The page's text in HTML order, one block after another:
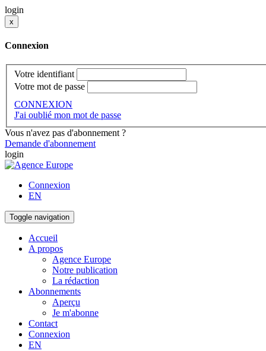
login
x
Connexion
Votre identifiant
Votre mot de passe
CONNEXION
J'ai oublié mon mot de passe
Vous n'avez pas d'abonnement ?
Demande d'abonnement
login
Connexion
EN
Toggle navigation
Accueil
A propos
Agence Europe
Notre publication
La rédaction
Abonnements
Aperçu
Je m'abonne
Contact
Connexion
EN